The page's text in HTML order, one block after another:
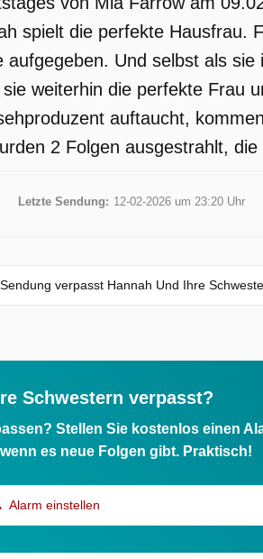
spielt die perfekte Hausfrau.
Und selbst als
weiterhin die perfekte Frau
auftaucht,
2 Folgen ausgestrahlt,
Letzte Sendung: 12-02-2026 um 23:20 Uhr
Sendung verpasst Hannah Und Ihre
Schwestern verpasst?
Stellen Sie kostenlos einen
es neue Folgen gibt. Praktisch!
Alarm einstellen